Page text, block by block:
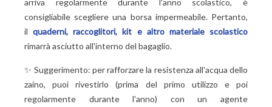
consigliabile scegliere una borsa impermeabile. Pertanto,
ilquaderni, raccoglitori, kit e altro materiale scolastico
rimarrà asciutto all'interno del bagaglio.
✨ Suggerimento: per rafforzare la resistenza all'acqua dello
zaino, puoi rivestirlo (prima del primo utilizzo e poi
regolarmente durante l'anno) con un agente